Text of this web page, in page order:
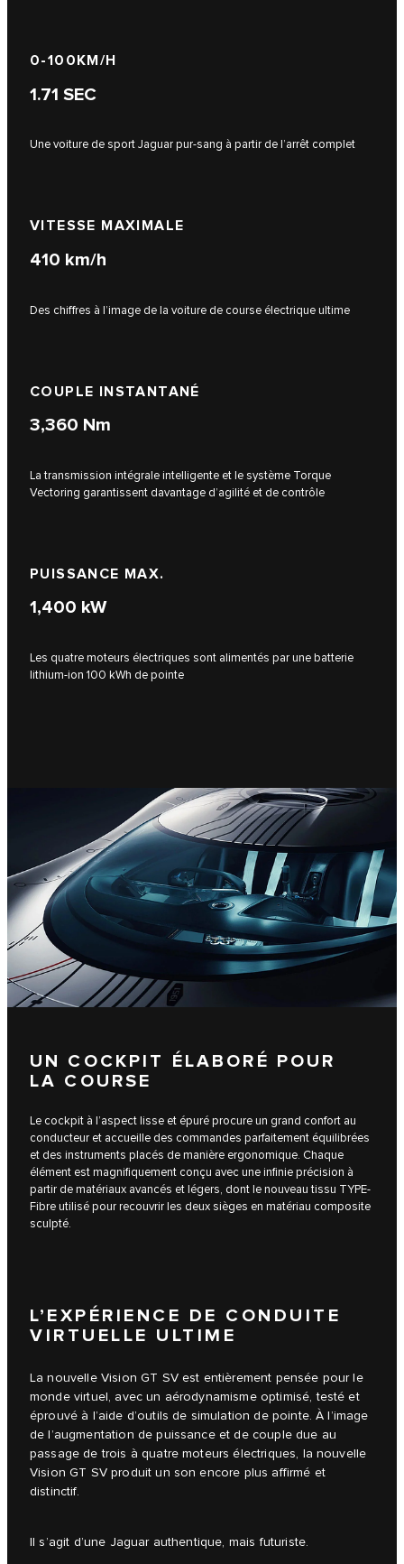
0-100KM/H​​
1.71 SEC
Une voiture de sport Jaguar pur-sang à partir de l’arrêt complet
VITESSE MAXIMALE
410 km/h
Des chiffres à l’image de la voiture de course électrique ultime
COUPLE INSTANTANÉ
3,360 Nm
La transmission intégrale intelligente et le système Torque
Vectoring garantissent davantage d’agilité et de contrôle
PUISSANCE MAX.
1,400 kW
Les quatre moteurs électriques sont alimentés par une batterie
lithium-ion 100 kWh de pointe
UN COCKPIT ÉLABORÉ POUR
LA COURSE
Le cockpit à l’aspect lisse et épuré procure un grand confort au
conducteur et accueille des commandes parfaitement équilibrées
et des instruments placés de manière ergonomique. Chaque
élément est magnifiquement conçu avec une infinie précision à
partir de matériaux avancés et légers, dont le nouveau tissu TYPE-
Fibre utilisé pour recouvrir les deux sièges en matériau composite
sculpté.
L’EXPÉRIENCE DE CONDUITE
VIRTUELLE ULTIME
La nouvelle Vision GT SV est entièrement pensée pour le
monde virtuel, avec un aérodynamisme optimisé, testé et
éprouvé à l’aide d’outils de simulation de pointe. À l’image
de l’augmentation de puissance et de couple due au
passage de trois à quatre moteurs électriques, la nouvelle
Vision GT SV produit un son encore plus affirmé et
distinctif.
Il s’agit d’une Jaguar authentique, mais futuriste.